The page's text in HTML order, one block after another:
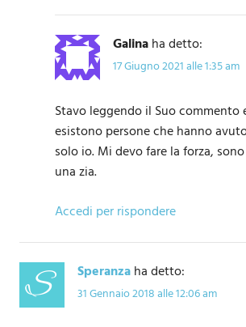
Galinaha detto:
17 Giugno 2021 alle 1:35 am
Stavo leggendo il Suo commento
esistono persone che hanno
solo io. Mi devo fare la forza,
una zia.
Accedi per rispondere
Speranzaha detto:
31 Gennaio 2018 alle 12:06 am